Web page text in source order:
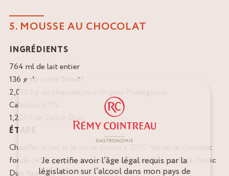
5. MOUSSE AU CHOCOLAT
INGRÉDIENTS
764 ml de lait entier
136 g de sucre inverti
2,012 kg de chocolat noir origine Madagascar
Callebaut 67%
1,220 l de Debic Duo
ÉTAPE
Chauffer le lait et le sucre inverti à 35°C. Verser le chocolat
fondu (45°C) et émulsionner. Introduire à la spatule la Debic
Duo fouettée
Je certifie avoir l’âge légal requis par la
législation sur l’alcool dans mon pays de